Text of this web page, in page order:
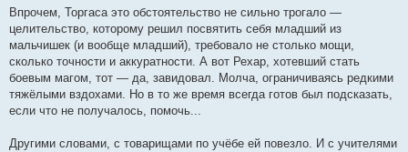
Впрочем, Торгаса это обстоятельство не сильно трогало —
целительство, которому решил посвятить себя младший из
мальчишек (и вообще младший), требовало не столько мощи,
сколько точности и аккуратности. А вот Рехар, хотевший стать
боевым магом, тот — да, завидовал. Молча, ограничиваясь редкими
тяжёлыми вздохами. Но в то же время всегда готов был подсказать,
если что не получалось, помочь...
Другими словами, с товарищами по учёбе ей повезло. И с учителями